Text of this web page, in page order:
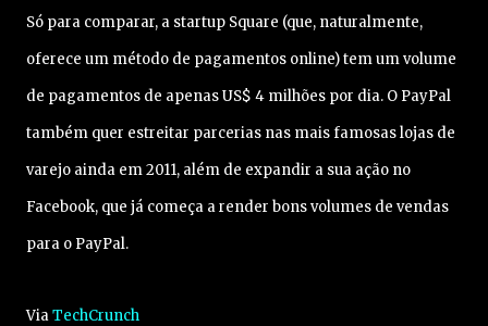
Só para comparar, a startup Square (que, naturalmente,
oferece um método de pagamentos online) tem um volume
de pagamentos de apenas US$ 4 milhões por dia. O PayPal
também quer estreitar parcerias nas mais famosas lojas de
varejo ainda em 2011, além de expandir a sua ação no
Facebook, que já começa a render bons volumes de vendas
para o PayPal.
ViaTechCrunch